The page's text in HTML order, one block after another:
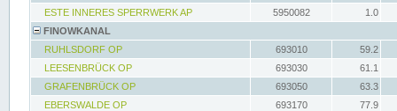
ESTE INNERES SPERRWERK AP
5950082
1.0
FINOWKANAL
RUHLSDORF OP
693010
59.2
LEESENBRÜCK OP
693030
61.1
GRAFENBRÜCK OP
693050
63.3
EBERSWALDE OP
693170
77.9